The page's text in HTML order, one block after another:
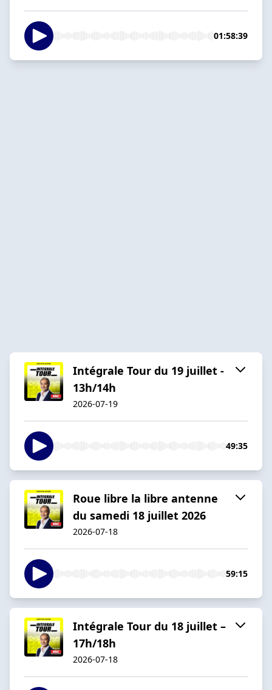
01:58:39
Intégrale Tour du 19 juillet -
13h/14h
2026-07-19
49:35
Roue libre la libre antenne
du samedi 18 juillet 2026
2026-07-18
59:15
Intégrale Tour du 18 juillet –
17h/18h
2026-07-18